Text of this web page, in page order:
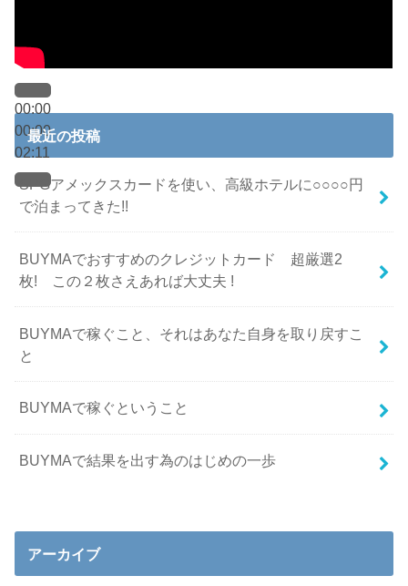
00:00
00:00
02:11
最近の投稿
SPGアメックスカードを使い、高級ホテルに○○○○円
で泊まってきた!!
BUYMAでおすすめのクレジットカード 超厳選2
枚! この２枚さえあれば大丈夫 !
BUYMAで稼ぐこと、それはあなた自身を取り戻すこ
と
BUYMAで稼ぐということ
BUYMAで結果を出す為のはじめの一歩
アーカイブ